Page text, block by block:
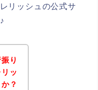
リッシュの公式サ
り
ッ
？